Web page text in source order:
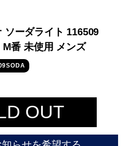
ソーダライト 116509
番 未使用 メンズ
OUT